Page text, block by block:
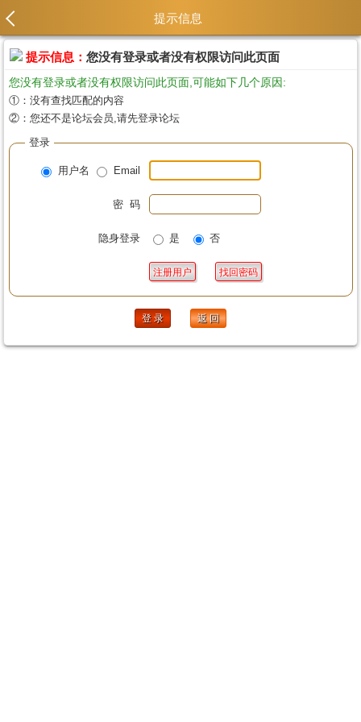
提示信息
提示信息： 您没有登录或者没有权限访问此页面
您没有登录或者没有权限访问此页面,可能如下几个原因:
①：没有查找匹配的内容
②：您还不是论坛会员,请先登录论坛
登录
用户名 Email
密 码
隐身登录 是 否